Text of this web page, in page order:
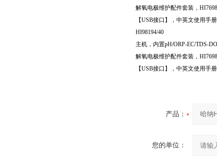
解氧电极维护配件套装，
【USB接口】，中英文使用手
HI98194/40
主机，内置pH/ORP-EC/TDS-
解氧电极维护配件套装，
【USB接口】，中英文使用手
产品：
您的单位：